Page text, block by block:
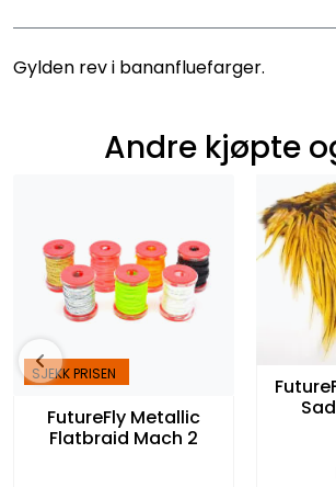
Gylden rev i bananfluefarger.
Andre kjøpte
SJEKK PRISEN
FutureFly Metallic
Flatbraid Mach 2